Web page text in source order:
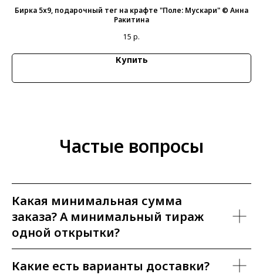
Бирка 5х9, подарочный тег на крафте "Поле: Мускари" © Анна
Ракитина
15 р.
Купить
Частые вопросы
Какая минимальная сумма
заказа? А минимальный тираж
одной открытки?
Какие есть варианты доставки?